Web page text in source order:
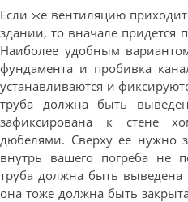
Если же вентиляцию
здании, то вначале придется
Наиболее удобным
фундамента и пробивка
устанавливаются и
труба должна быть
зафиксирована к стене
дюбелями. Сверху ее нужно
внутрь вашего погреба не
труба должна быть выведена
она тоже должна быть